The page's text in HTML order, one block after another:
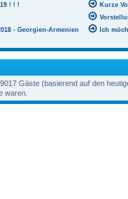
! ! !
- Georgien-Armenien
Kurze
Ich
Gäste (basierend auf den
waren.